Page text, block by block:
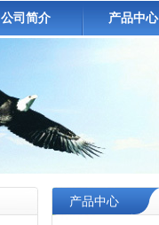
公司简介 产品中心
产品中心